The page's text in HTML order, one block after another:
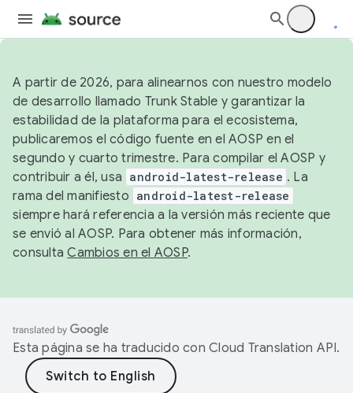
A partir de 2026, para alinearnos con nuestro modelo
de desarrollo llamado Trunk Stable y garantizar la
estabilidad de la plataforma para el ecosistema,
publicaremos el código fuente en el AOSP en el
segundo y cuarto trimestre. Para compilar el AOSP y
contribuir a él, usa android-latest-release . La
rama del manifiesto android-latest-release
siempre hará referencia a la versión más reciente que
se envió al AOSP. Para obtener más información,
consultaCambios en el AOSP.
Esta página se ha traducido con Cloud Translation API.